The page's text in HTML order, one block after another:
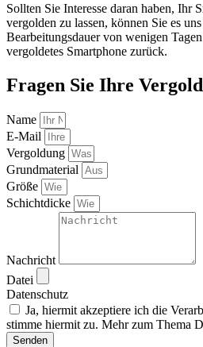
Sollten Sie Interesse daran haben, Ihr
vergolden zu lassen, können Sie es
Bearbeitungsdauer von wenigen
vergoldetes Smartphone zurück.
Fragen Sie Ihre
Name
E-Mail
Vergoldung
Grundmaterial
Größe
Schichtdicke
Nachricht
Datei
Datenschutz
Ja, hiermit akzeptiere ich die
stimme hiermit zu. Mehr zum Thema
Senden